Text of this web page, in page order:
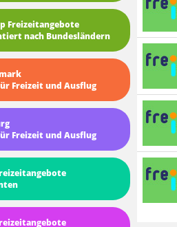
Freizeitangebote
nach Bundesländern
Freizeit und Ausflug
Freizeit und Ausflug